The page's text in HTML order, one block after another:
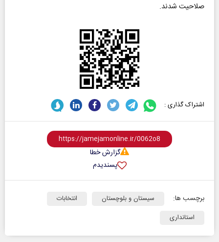
صلاحیت شدند.
اشتراک گذاری :
گزارش خطا
پسندیدم
برچسب ها: سیستان و بلوچستان
انتخابات
استانداری